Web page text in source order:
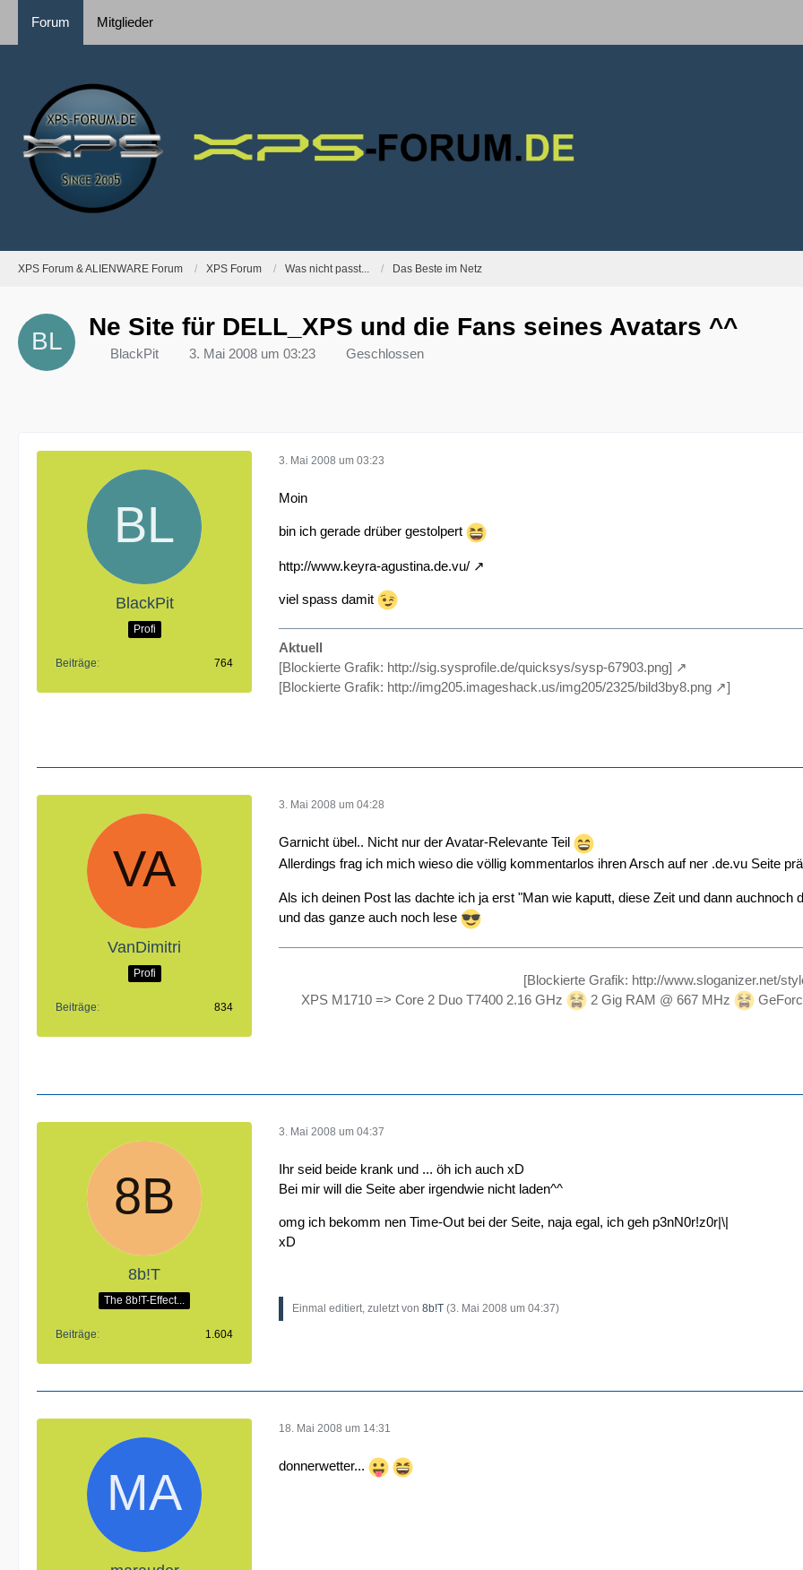
Forum Mitglieder
XPS Forum & ALIENWARE Forum XPS Forum Was nicht passt... Das Beste im Netz
Ne Site für DELL_XPS und die Fans seines Avatars ^^
BlackPit 3. Mai 2008 um 03:23 Geschlossen
BlackPit
Profi
Beiträge 764
3. Mai 2008 um 03:23
Moin
bin ich gerade drüber gestolpert
http://www.keyra-agustina.de.vu/
viel spass damit
Aktuell
[Blockierte Grafik: http://sig.sysprofile.de/quicksys/sysp-67903.png]
[Blockierte Grafik: http://img205.imageshack.us/img205/2325/bild3by8.png ]
VanDimitri
Profi
Beiträge 834
3. Mai 2008 um 04:28
Garnicht übel.. Nicht nur der Avatar-Relevante Teil
Allerdings frag ich mich wieso die völlig kommentarlos ihren Arsch auf ner .de.vu Seite
Als ich deinen Post las dachte ich ja erst "Man wie kaputt, diese Zeit und dann auchnoch
und das ganze auch noch lese
[Blockierte Grafik: http://www.sloganizer.net/
XPS M1710 => Core 2 Duo T7400 2.16 GHz
2 Gig RAM @ 667 MHz
8b!T
The 8b!T-Effect...
Beiträge 1.604
3. Mai 2008 um 04:37
Ihr seid beide krank und ... öh ich auch xD
Bei mir will die Seite aber irgendwie nicht laden^^
omg ich bekomm nen Time-Out bei der Seite, naja egal, ich geh p3nN0r!z0r|\|
xD
Einmal editiert, zuletzt von 8b!T (3. Mai 2008 um 04:37)
18. Mai 2008 um 14:31
donnerwetter...